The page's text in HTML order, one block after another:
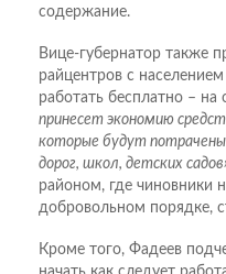
содержание.
Вице-губернатор также
райцентров с
работать бесплатно – на
принесет экономию
которые будут
дорог, школ, детских
районом, где чиновники
добровольном порядке,
Кроме того, Фадеев